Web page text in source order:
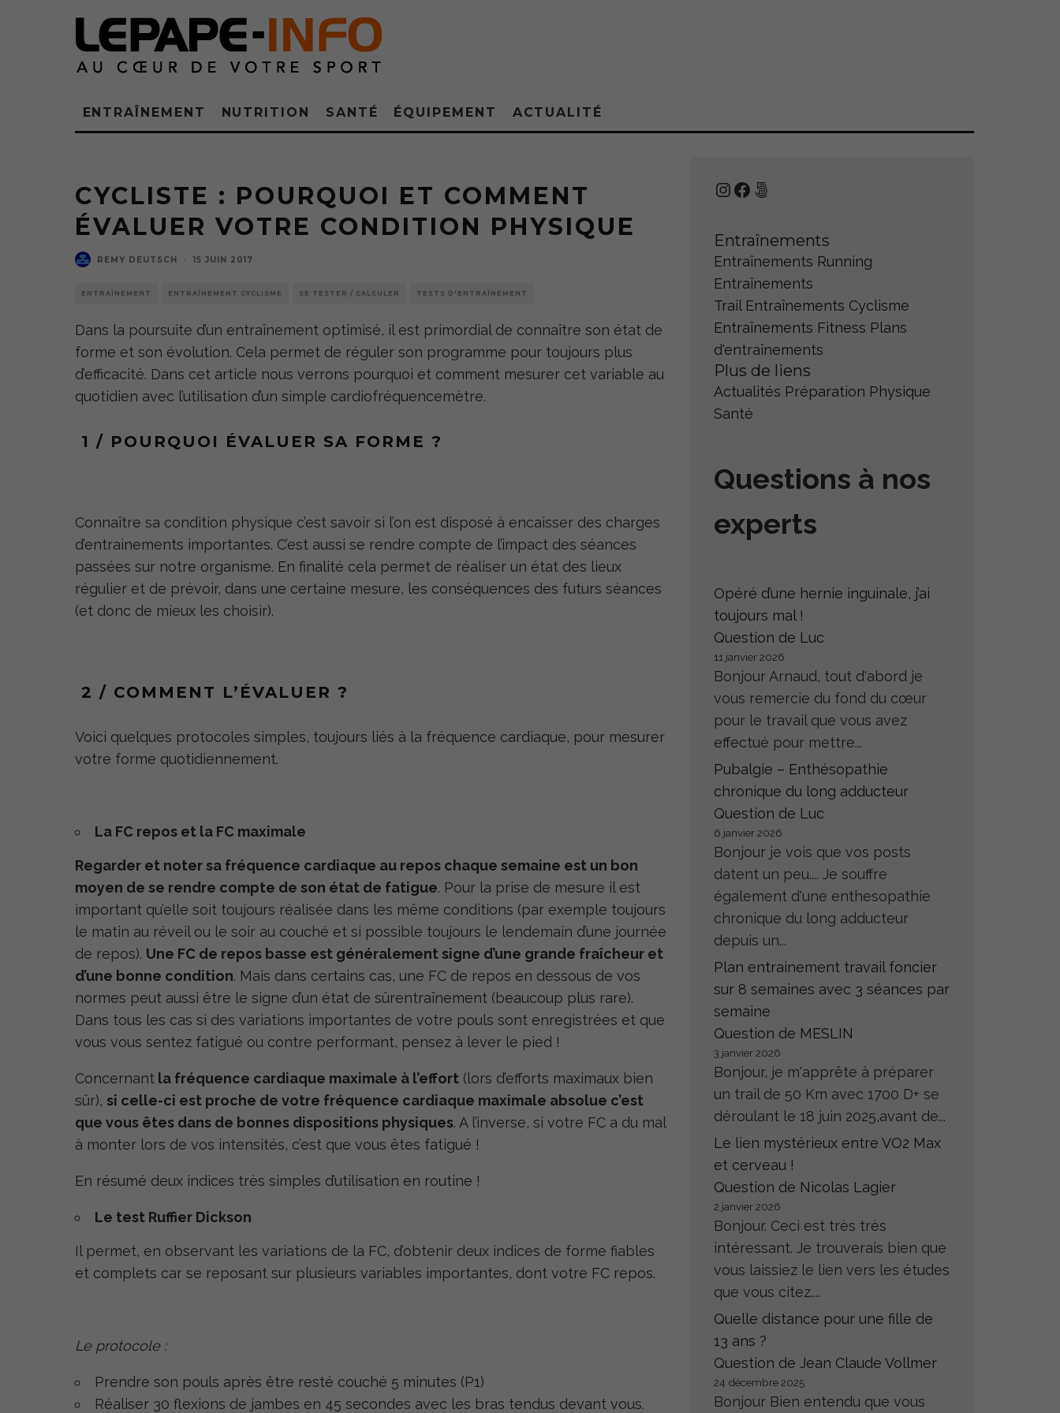
ENTRAÎNEMENT NUTRITION SANTÉ ÉQUIPEMENT ACTUALITÉ
CYCLISTE : POURQUOI ET COMMENT
ÉVALUER VOTRE CONDITION PHYSIQUE
REMY DEUTSCH · 15 JUIN 2017
ENTRAÎNEMENT ENTRAÎNEMENT CYCLISME SE TESTER / CALCULER TESTS D'ENTRAÎNEMENT
Dans la poursuite d’un entraînement optimisé, il est primordial de connaître son état de
forme et son évolution. Cela permet de réguler son programme pour toujours plus
d’efficacité. Dans cet article nous verrons pourquoi et comment mesurer cet variable au
quotidien avec l’utilisation d’un simple cardiofréquencemètre.
1 / POURQUOI ÉVALUER SA FORME ?
Connaître sa condition physique c’est savoir si l’on est disposé à encaisser des charges
d’entrainements importantes. C’est aussi se rendre compte de l’impact des séances
passées sur notre organisme. En finalité cela permet de réaliser un état des lieux
régulier et de prévoir, dans une certaine mesure, les conséquences des futurs séances
(et donc de mieux les choisir).
2 / COMMENT L’ÉVALUER ?
Voici quelques protocoles simples, toujours liés à la fréquence cardiaque, pour mesurer
votre forme quotidiennement.
La FC repos et la FC maximale
Regarder et noter sa fréquence cardiaque au repos chaque semaine est un bon
moyen de se rendre compte de son état de fatigue. Pour la prise de mesure il est
important qu’elle soit toujours réalisée dans les même conditions (par exemple toujours
le matin au réveil ou le soir au couché et si possible toujours le lendemain d’une journée
de repos). Une FC de repos basse est généralement signe d’une grande fraîcheur et
d’une bonne condition. Mais dans certains cas, une FC de repos en dessous de vos
normes peut aussi être le signe d’un état de sûrentraînement (beaucoup plus rare).
Dans tous les cas si des variations importantes de votre pouls sont enregistrées et que
vous vous sentez fatigué ou contre performant, pensez à lever le pied !
Concernant la fréquence cardiaque maximale à l’effort(lors d’efforts maximaux bien
sûr), si celle-ci est proche de votre fréquence cardiaque maximale absolue c’est
que vous êtes dans de bonnes dispositions physiques. A l’inverse, si votre FC a du mal
à monter lors de vos intensités, c’est que vous êtes fatigué !
En résumé deux indices très simples d’utilisation en routine !
Le test Ruffier Dickson
Il permet, en observant les variations de la FC, d’obtenir deux indices de forme fiables
et complets car se reposant sur plusieurs variables importantes, dont votre FC repos.
Le protocole :
Prendre son pouls après être resté couché 5 minutes (P1)
Réaliser 30 flexions de jambes en 45 secondes avec les bras tendus devant vous.
Instagram
Facebook
500px
Entraînements
Entraînements Running
Entraînements
Trail Entraînements Cyclisme
Entraînements Fitness Plans
d'entraînements
Plus de liens
Actualités Préparation Physique
Santé
Questions à nos
experts
Opéré d’une hernie inguinale, j’ai
toujours mal !
Question de Luc
11 janvier 2026
Bonjour Arnaud, tout d'abord je
vous remercie du fond du cœur
pour le travail que vous avez
effectué pour mettre...
Pubalgie – Enthésopathie
chronique du long adducteur
Question de Luc
6 janvier 2026
Bonjour je vois que vos posts
datent un peu.... Je souffre
également d'une enthesopathie
chronique du long adducteur
depuis un...
Plan entrainement travail foncier
sur 8 semaines avec 3 séances par
semaine
Question de MESLIN
3 janvier 2026
Bonjour, je m'apprête à préparer
un trail de 50 Km avec 1700 D+ se
déroulant le 18 juin 2025,avant de...
Le lien mystérieux entre VO2 Max
et cerveau !
Question de Nicolas Lagier
2 janvier 2026
Bonjour. Ceci est très très
intéressant. Je trouverais bien que
vous laissiez le lien vers les études
que vous citez....
Quelle distance pour une fille de
13 ans ?
Question de Jean Claude Vollmer
24 décembre 2025
Bonjour Bien entendu que vous